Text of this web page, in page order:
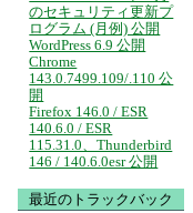
のセキュリティ更新プ
ログラム (月例) 公開
WordPress 6.9 公開
Chrome
143.0.7499.109/.110 公
開
Firefox 146.0 / ESR
140.6.0 / ESR
115.31.0、Thunderbird
146 / 140.6.0esr 公開
最近のトラックバック